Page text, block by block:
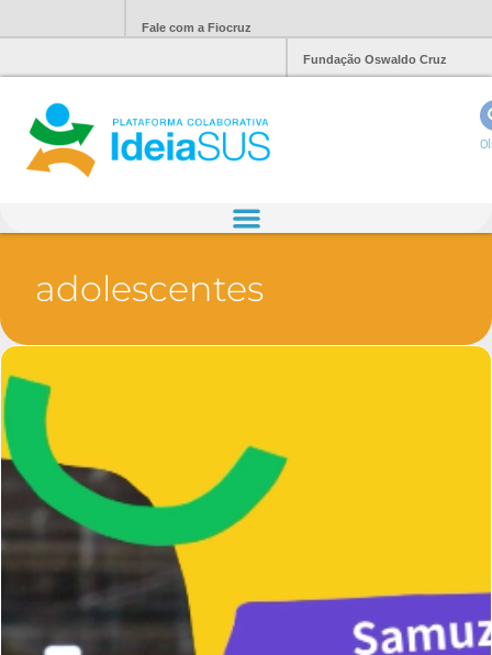
Fale com a Fiocruz
Fundação Oswaldo Cruz
adolescentes